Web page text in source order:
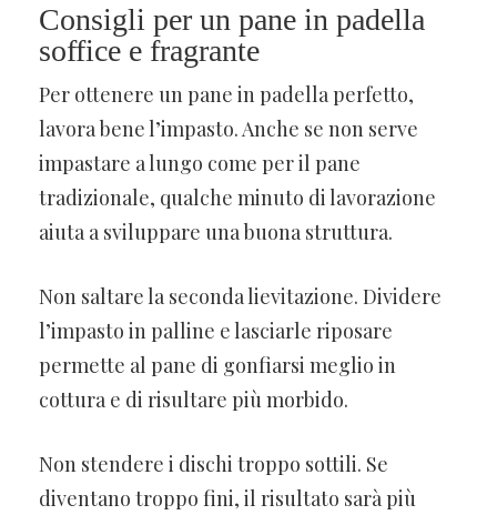
Consigli per un pane in padella
soffice e fragrante
Per ottenere un pane in padella perfetto,
lavora bene l’impasto. Anche se non serve
impastare a lungo come per il pane
tradizionale, qualche minuto di lavorazione
aiuta a sviluppare una buona struttura.
Non saltare la seconda lievitazione. Dividere
l’impasto in palline e lasciarle riposare
permette al pane di gonfiarsi meglio in
cottura e di risultare più morbido.
Non stendere i dischi troppo sottili. Se
diventano troppo fini, il risultato sarà più